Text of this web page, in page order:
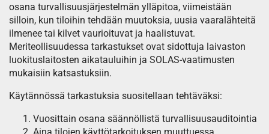
osana turvallisuusjärjestelmän ylläpitoa, viimeistään
silloin, kun tiloihin tehdään muutoksia, uusia vaaralähteitä
ilmenee tai kilvet vaurioituvat ja haalistuvat.
Meriteollisuudessa tarkastukset ovat sidottuja laivaston
luokituslaitosten aikatauluihin ja SOLAS-vaatimusten
mukaisiin katsastuksiin.
Käytännössä tarkastuksia suositellaan tehtäväksi:
Vuosittain osana säännöllistä turvallisuusauditointia